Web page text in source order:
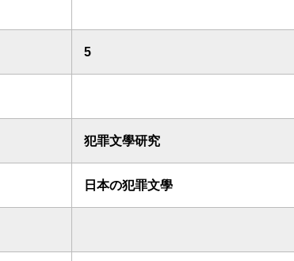
5
犯罪文學研究
日本の犯罪文學